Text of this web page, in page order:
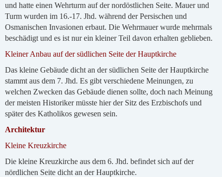
und hatte einen Wehrturm auf der nordöstlichen Seite. Mauer und
Turm wurden im 16.-17. Jhd. während der Persischen und
Osmanischen Invasionen erbaut. Die Wehrmauer wurde mehrmals
beschädigt und es ist nur ein kleiner Teil davon erhalten geblieben.
Kleiner Anbau auf der südlichen Seite der Hauptkirche
Das kleine Gebäude dicht an der südlichen Seite der Hauptkirche
stammt aus dem 7. Jhd. Es gibt verschiedene Meinungen, zu
welchen Zwecken das Gebäude dienen sollte, doch nach Meinung
der meisten Historiker müsste hier der Sitz des Erzbischofs und
später des Katholikos gewesen sein.
Architektur
Kleine Kreuzkirche
Die kleine Kreuzkirche aus dem 6. Jhd. befindet sich auf der
nördlichen Seite dicht an der Hauptkirche.